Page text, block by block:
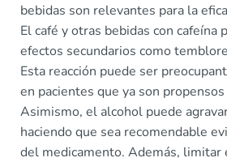
bebidas son relevantes para la
El café y otras bebidas con cafeína
efectos secundarios como
Esta reacción puede ser
en pacientes que ya son
Asimismo, el alcohol puede
haciendo que sea recomendable
del medicamento. Además, limitar